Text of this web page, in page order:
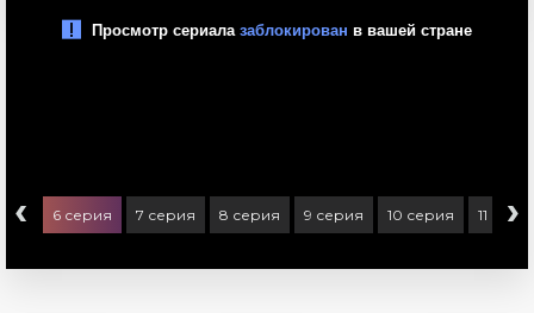
‹ 6 серия 7 серия 8 серия 9 серия 10 серия 11 ›